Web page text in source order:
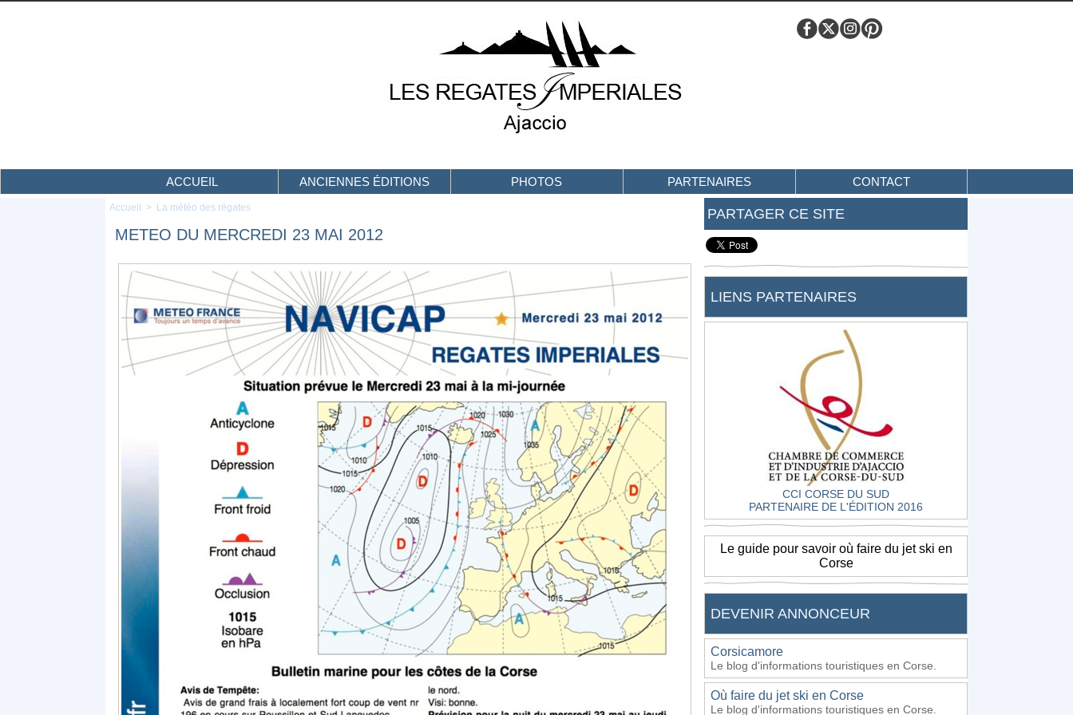
ACCUEIL ANCIENNES ÉDITIONS PHOTOS PARTENAIRES CONTACT
Accueil > La météo des régates
METEO DU MERCREDI 23 MAI 2012
PARTAGER CE SITE
LIENS PARTENAIRES
CCI CORSE DU SUD
PARTENAIRE DE L'ÉDITION 2016
Le guide pour savoir où faire du jet ski en
Corse
DEVENIR ANNONCEUR
Corsicamore
Le blog d'informations touristiques en Corse.
Où faire du jet ski en Corse
Le blog d'informations touristiques en Corse.